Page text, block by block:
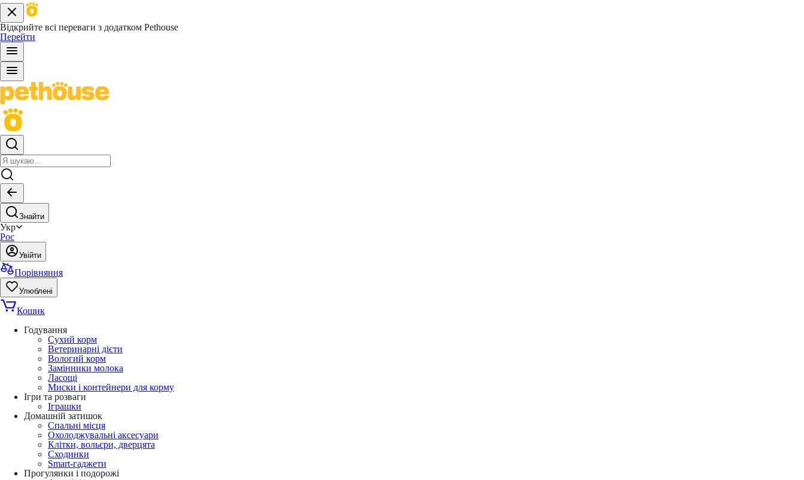
Відкрийте всі переваги з додатком Pethouse
Перейти
Знайти
Укр
Рос
Увійти
Порівняння
Улюблені
Кошик
Годування
Сухий корм
Ветеринарні дієти
Вологий корм
Замінники молока
Ласощі
Миски і контейнери для корму
Ігри та розваги
Іграшки
Домашній затишок
Спальні місця
Охолоджувальні аксесуари
Клітки, вольєри, дверцята
Сходинки
Smart-гаджети
Прогулянки і подорожі